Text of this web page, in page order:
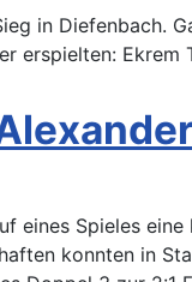
in Diefenbach.
erspielten:
eines Spieles
konnten in